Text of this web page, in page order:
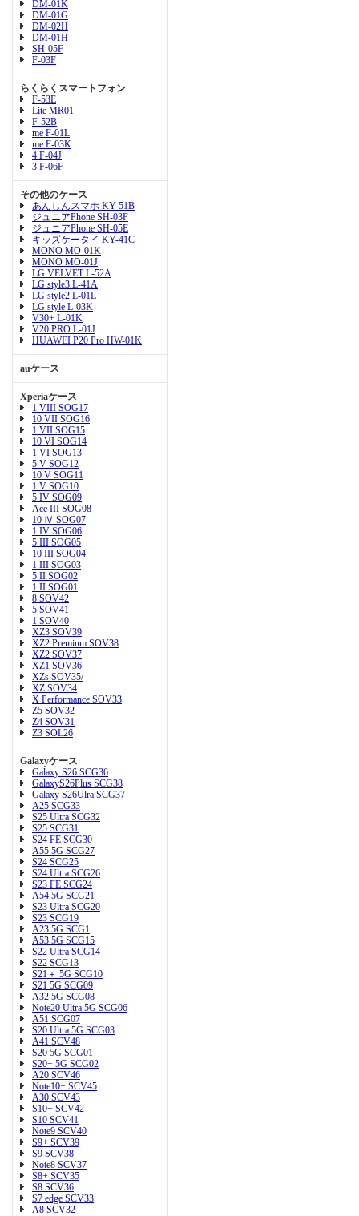
DM-01K
DM-01G
DM-02H
DM-01H
SH-05F
F-03F
らくらくスマートフォン
F-53E
Lite MR01
F-52B
me F-01L
me F-03K
4 F-04J
3 F-06F
その他のケース
あんしんスマホ KY-51B
ジュニアPhone SH-03F
ジュニアPhone SH-05E
キッズケータイ KY-41C
MONO MO-01K
MONO MO-01J
LG VELVET L-52A
LG style3 L-41A
LG style2 L-01L
LG style L-03K
V30+ L-01K
V20 PRO L-01J
HUAWEI P20 Pro HW-01K
auケース
Xperiaケース
1 VIII SOG17
10 VII SOG16
1 VII SOG15
10 VI SOG14
1 VI SOG13
5 V SOG12
10 V SOG11
1 V SOG10
5 IV SOG09
Ace III SOG08
10 Ⅳ SOG07
1 IV SOG06
5 III SOG05
10 III SOG04
1 III SOG03
5 II SOG02
1 II SOG01
8 SOV42
5 SOV41
1 SOV40
XZ3 SOV39
XZ2 Premium SOV38
XZ2 SOV37
XZ1 SOV36
XZs SOV35/
XZ SOV34
X Performance SOV33
Z5 SOV32
Z4 SOV31
Z3 SOL26
Galaxyケース
Galaxy S26 SCG36
GalaxyS26Plus SCG38
Galaxy S26Ulra SCG37
A25 SCG33
S25 Ultra SCG32
S25 SCG31
S24 FE SCG30
A55 5G SCG27
S24 SCG25
S24 Ultra SCG26
S23 FE SCG24
A54 5G SCG21
S23 Ultra SCG20
S23 SCG19
A23 5G SCG1
A53 5G SCG15
S22 Ultra SCG14
S22 SCG13
S21＋ 5G SCG10
S21 5G SCG09
A32 5G SCG08
Note20 Ultra 5G SCG06
A51 SCG07
S20 Ultra 5G SCG03
A41 SCV48
S20 5G SCG01
S20+ 5G SCG02
A20 SCV46
Note10+ SCV45
A30 SCV43
S10+ SCV42
S10 SCV41
Note9 SCV40
S9+ SCV39
S9 SCV38
Note8 SCV37
S8+ SCV35
S8 SCV36
S7 edge SCV33
A8 SCV32